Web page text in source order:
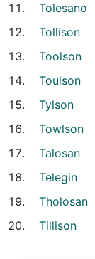
Tolesano
Tollison
Toolson
Toulson
Tylson
Towlson
Talosan
Telegin
Tholosan
Tillison